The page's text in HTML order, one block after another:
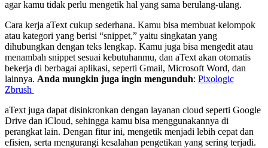
agar kamu tidak perlu mengetik hal yang sama berulang-ulang.
Cara kerja aText cukup sederhana. Kamu bisa membuat kelompok
atau kategori yang berisi “snippet,” yaitu singkatan yang
dihubungkan dengan teks lengkap. Kamu juga bisa mengedit atau
menambah snippet sesuai kebutuhanmu, dan aText akan otomatis
bekerja di berbagai aplikasi, seperti Gmail, Microsoft Word, dan
lainnya. Anda mungkin juga ingin mengunduh: Pixologic
Zbrush
aText juga dapat disinkronkan dengan layanan cloud seperti Google
Drive dan iCloud, sehingga kamu bisa menggunakannya di
perangkat lain. Dengan fitur ini, mengetik menjadi lebih cepat dan
efisien, serta mengurangi kesalahan pengetikan yang sering terjadi.